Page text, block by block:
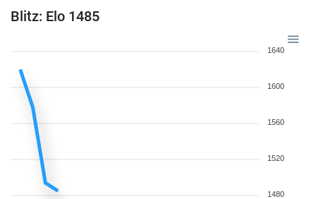
Blitz: Elo 1485
1640
1600
1560
1520
1480